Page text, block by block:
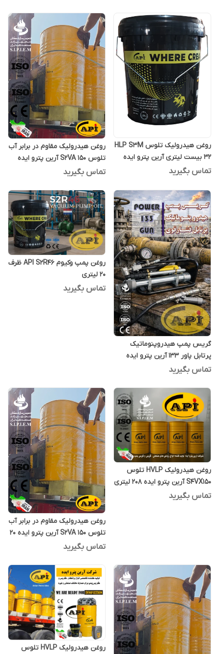
روغن هیدرولیک تلوس HLP S3M
32 بیست لیتری آرین پترو ایده
تماس بگیرید
روغن هیدرولیک مقاوم در برابر آب
تلوس S2VA 150 آرین پترو ایده
بشکه 208 لیتری
تماس بگیرید
گریس پمپ هیدروپنوماتیک
پرتابل پاور 133 آرین پترو ایده
تماس بگیرید
روغن پمپ وکیوم API S2R46 ظرف
20 لیتری
تماس بگیرید
روغن هیدرولیک HVLP تلوس
S4VX150 آرین پترو ایده 208 لیتری
تماس بگیرید
روغن هیدرولیک مقاوم در برابر آب
تلوس S2VA 150 آرین پترو ایده 20
لیتری
تماس بگیرید
روغن هیدرولیک HVLP تلوس